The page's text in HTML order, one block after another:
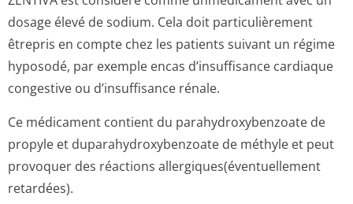
dosage élevé de sodium. Cela doit particulièrement
êtrepris en compte chez les patients suivant un régime
hyposodé, par exemple encas d’insuffisance cardiaque
congestive ou d’insuffisance rénale.
Ce médicament contient du parahydroxybenzoate de
propyle et duparahydroxy­benzoate de méthyle et peut
provoquer des réactions allergiques(é­ventuellement
retardées).